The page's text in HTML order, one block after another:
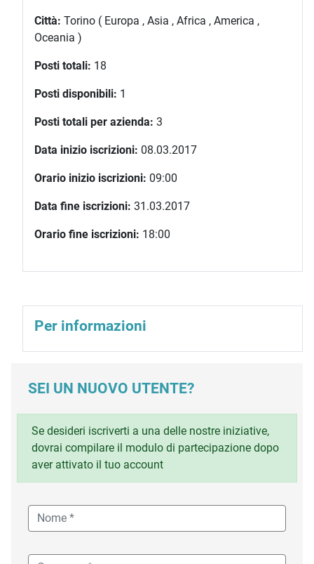
Città: Torino ( Europa , Asia , Africa , America ,
Oceania )
Posti totali: 18
Posti disponibili: 1
Posti totali per azienda: 3
Data inizio iscrizioni: 08.03.2017
Orario inizio iscrizioni: 09:00
Data fine iscrizioni: 31.03.2017
Orario fine iscrizioni: 18:00
Per informazioni
SEI UN NUOVO UTENTE?
Se desideri iscriverti a una delle nostre iniziative,
dovrai compilare il modulo di partecipazione dopo
aver attivato il tuo account